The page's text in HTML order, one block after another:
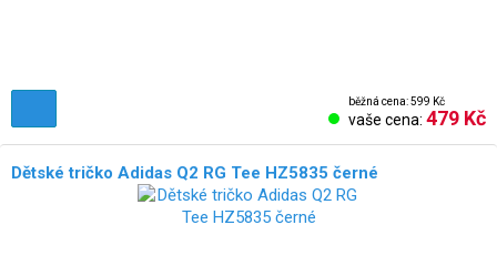
běžná cena: 599 Kč
vaše cena: 479 Kč
Dětské tričko Adidas Q2 RG Tee HZ5835 černé